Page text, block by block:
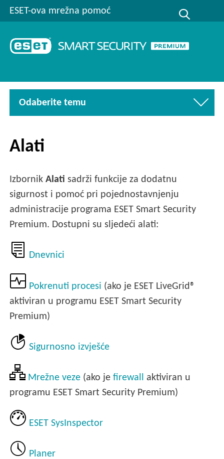
ESET-ova mrežna pomoć
Odaberite temu
Alati
IzbornikAlati sadrži funkcije za dodatnu
sigurnost i pomoć pri pojednostavnjenju
administracije programa ESET Smart Security
Premium. Dostupni su sljedeći alati:
Dnevnici
Pokrenuti procesi (ako je ESET LiveGrid®
aktiviran u programu ESET Smart Security
Premium)
Sigurnosno izvješće
Mrežne veze (ako jefirewall
aktiviran u
programu ESET Smart Security Premium)
ESET SysInspector
Planer